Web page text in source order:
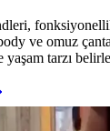
ve omuz
yaşam tarzı